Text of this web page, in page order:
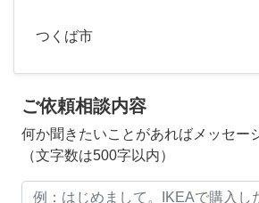
つくば市
ご依頼相談内容
何か聞きたいことがあればメッセー
（文字数は500字以内）